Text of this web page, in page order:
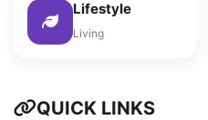
Lifestyle
Living
QUICK LINKS